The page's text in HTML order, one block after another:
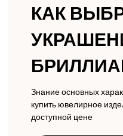
КАК
Знание основных
купить ювелирное
доступной цене